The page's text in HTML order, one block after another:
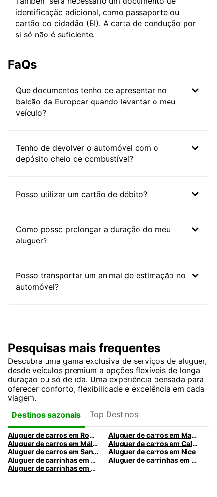
identificação adicional, como passaporte ou
cartão do cidadão (BI). A carta de condução por
si só não é suficiente.
FaQs
Que documentos tenho de apresentar no
balcão da Europcar quando levantar o meu
veículo?
Tenho de devolver o automóvel com o
depósito cheio de combustível?
Posso utilizar um cartão de débito?
Como posso prolongar a duração do meu
aluguer?
Posso transportar um animal de estimação no
automóvel?
Pesquisas mais frequentes
Descubra uma gama exclusiva de serviços de aluguer,
desde veículos premium a opções flexíveis de longa
duração ou só de ida. Uma experiência pensada para
oferecer conforto, flexibilidade e excelência em cada
viagem.
Destinos sazonais
Top Destinos
Aluguer de carros em Roma
Aluguer de carros em Madrid
Aluguer de carros em Málaga
Aluguer de carros em Caldas da Rainha
Aluguer de carros em Santa Maria da Feira
Aluguer de carros em Nice
Aluguer de carrinhas em Nice
Aluguer de carrinhas em Santa Maria da Feira
Aluguer de carrinhas em Caldas da Rainha